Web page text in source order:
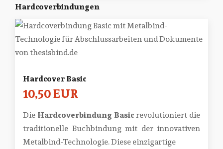
Hardcoverbindungen
Hardcover Basic
10,50 EUR
Die Hardcoverbindung Basicrevolutioniert die
traditionelle Buchbindung mit der innovativen
Metalbind-Technologie. Diese einzigartige